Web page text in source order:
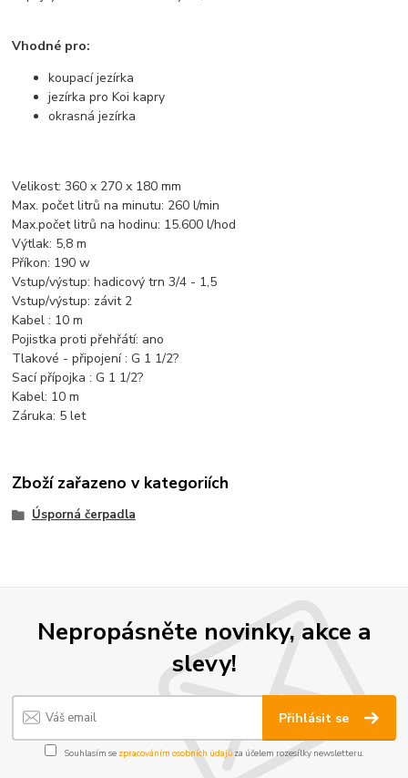
Vhodné pro:
koupací jezírka
jezírka pro Koi kapry
okrasná jezírka
Velikost: 360 x 270 x 180 mm
Max. počet litrů na minutu: 260 l/min
Max.počet litrů na hodinu: 15.600 l/hod
Výtlak: 5,8 m
Příkon: 190 w
Vstup/výstup: hadicový trn 3/4 - 1,5
Vstup/výstup: závit 2
Kabel : 10 m
Pojistka proti přehřátí: ano
Tlakové - připojení : G 1 1/2?
Sací přípojka : G 1 1/2?
Kabel: 10 m
Záruka: 5 let
Zboží zařazeno v kategoriích
Úsporná čerpadla
Nepropásněte novinky, akce a
slevy!
Přihlásit se
Souhlasím se zpracováním osobních údajůza účelem rozesílky newsletteru.